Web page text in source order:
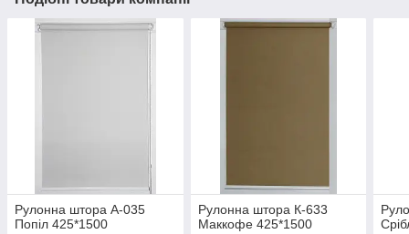
Рулонна штора А-035
Попіл 425*1500
Рулонна штора К-633
Маккофе 425*1500